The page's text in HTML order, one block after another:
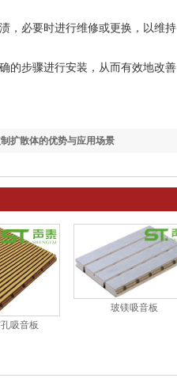
，必要时进行维修或更换，以维持
的步骤进行安装，从而有效地改善
扩散体的优势与应用场景
吸音板
玻镁吸音板